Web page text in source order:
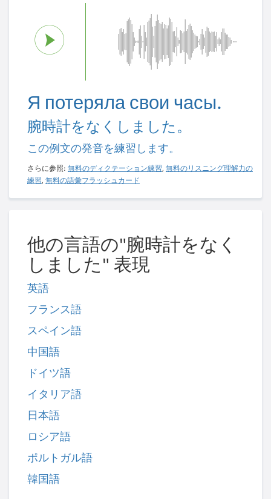
Я потеряла свои часы.
腕時計をなくしました。
この例文の発音を練習します。
さらに参照: 無料のディクテーション練習, 無料のリスニング理解力の
練習, 無料の語彙フラッシュカード
他の言語の"腕時計をなく
しました" 表現
英語
フランス語
スペイン語
中国語
ドイツ語
イタリア語
日本語
ロシア語
ポルトガル語
韓国語